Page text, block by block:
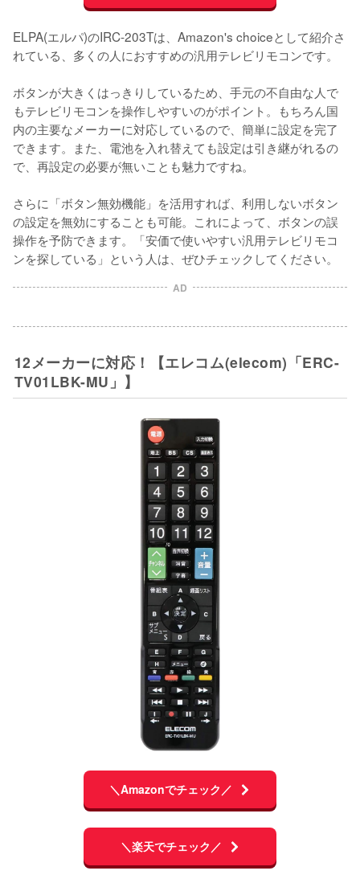
ELPA(エルパ)のIRC-203Tは、Amazon's choiceとして紹介さ
れている、多くの人におすすめの汎用テレビリモコンです。
ボタンが大きくはっきりしているため、手元の不自由な人で
もテレビリモコンを操作しやすいのがポイント。もちろん国
内の主要なメーカーに対応しているので、簡単に設定を完了
できます。また、電池を入れ替えても設定は引き継がれるの
で、再設定の必要が無いことも魅力ですね。
さらに「ボタン無効機能」を活用すれば、利用しないボタン
の設定を無効にすることも可能。これによって、ボタンの誤
操作を予防できます。「安価で使いやすい汎用テレビリモコ
ンを探している」という人は、ぜひチェックしてください。
AD
12メーカーに対応！【エレコム(elecom)「ERC-
TV01LBK-MU」】
＼Amazonでチェック／
＼楽天でチェック／